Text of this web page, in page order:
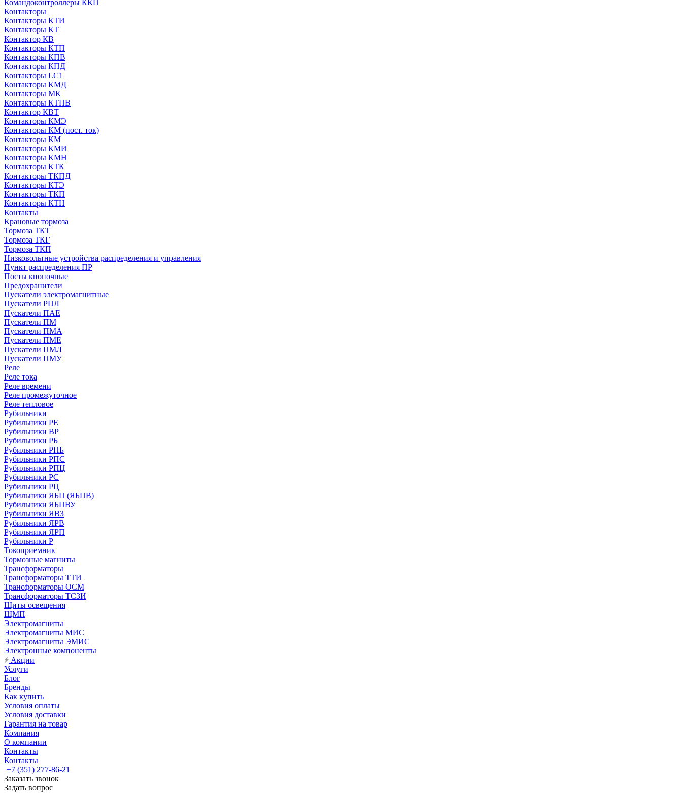
Командоконтроллеры ККП
Контакторы
Контакторы КТИ
Контакторы КТ
Контактор КВ
Контакторы КТП
Контакторы КПВ
Контакторы КПД
Контакторы LC1
Контакторы КМД
Контакторы МК
Контакторы КТПВ
Контактор КВТ
Контакторы КМЭ
Контакторы КМ (пост. ток)
Контакторы КМ
Контакторы КМИ
Контакторы КМН
Контакторы КТК
Контакторы ТКПД
Контакторы КТЭ
Контакторы ТКП
Контакторы КТН
Контакты
Крановые тормоза
Тормоза ТКТ
Тормоза ТКГ
Тормоза ТКП
Низковольтные устройства распределения и управления
Пункт распределения ПР
Посты кнопочные
Предохранители
Пускатели электромагнитные
Пускатели РПЛ
Пускатели ПАЕ
Пускатели ПМ
Пускатели ПМА
Пускатели ПМЕ
Пускатели ПМЛ
Пускатели ПМУ
Реле
Реле тока
Реле времени
Реле промежуточное
Реле тепловое
Рубильники
Рубильники РЕ
Рубильники ВР
Рубильники РБ
Рубильники РПБ
Рубильники РПС
Рубильники РПЦ
Рубильники РС
Рубильники РЦ
Рубильники ЯБП (ЯБПВ)
Рубильники ЯБПВУ
Рубильники ЯВЗ
Рубильники ЯРВ
Рубильники ЯРП
Рубильники Р
Токоприемник
Тормозные магниты
Трансформаторы
Трансформаторы ТТИ
Трансформаторы ОСМ
Трансформаторы ТСЗИ
Щиты освещения
ЩМП
Электромагниты
Электромагниты МИС
Электромагниты ЭМИС
Электронные компоненты
Акции
Услуги
Блог
Бренды
Как купить
Условия оплаты
Условия доставки
Гарантия на товар
Компания
О компании
Контакты
Контакты
+7 (351) 277-86-21
Заказать звонок
Задать вопрос